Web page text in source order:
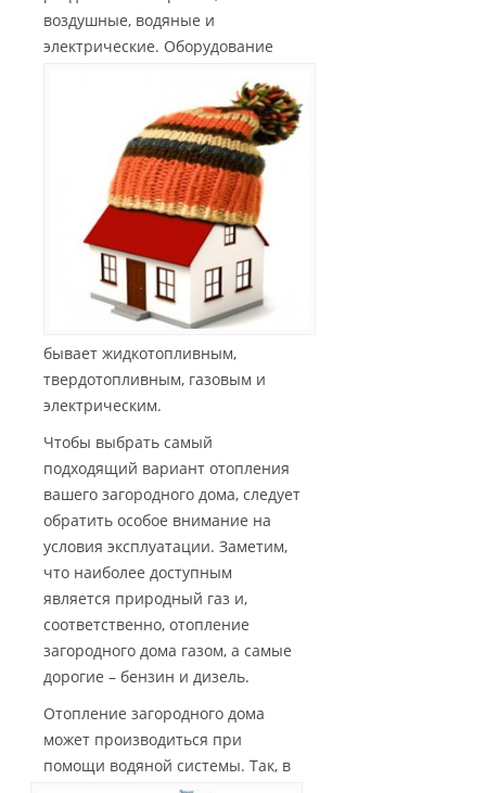
воздушные, водяные и
электрические. Оборудование
бывает жидкотопливным,
твердотопливным, газовым и
электрическим.
Чтобы выбрать самый
подходящий вариант отопления
вашего загородного дома, следует
обратить особое внимание на
условия эксплуатации. Заметим,
что наиболее доступным
является природный газ и,
соответственно, отопление
загородного дома газом, а самые
дорогие – бензин и дизель.
Отопление загородного дома
может производиться при
помощи водяной системы. Так, в